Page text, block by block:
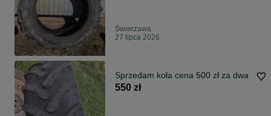
Świerzawa
27 lipca 2026
Sprzedam koła cena 500 zł za dwa
550 zł